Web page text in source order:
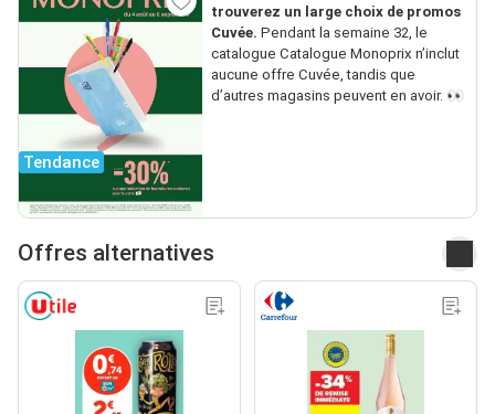
Tendance
trouverez un large choix de promos
Cuvée. Pendant la semaine 32, le
catalogue Catalogue Monoprix n’inclut
aucune offre Cuvée, tandis que
d’autres magasins peuvent en avoir. 👀
Offres alternatives